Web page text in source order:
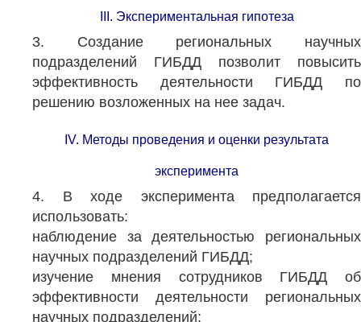
III. Экспериментальная гипотеза
3. Создание региональных научных
подразделений ГИБДД позволит повысить
эффективность деятельности ГИБДД по
решению возложенных на нее задач.
IV. Методы проведения и оценки результата
эксперимента
4. В ходе эксперимента предполагается
использовать:
наблюдение за деятельностью региональных
научных подразделений ГИБДД;
изучение мнения сотрудников ГИБДД об
эффективности деятельности региональных
научных подразделений;